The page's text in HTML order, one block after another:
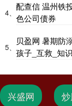
4、
配查信 温州铁
色公司债券
5、
贝盈网 暑期防
孩子_互救_知识
兴盛网